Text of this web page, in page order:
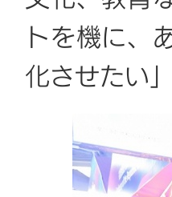
トを機に、
化させたい